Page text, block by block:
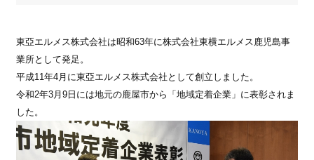
東亞エルメス株式会社は昭和63年に株式会社東横エルメス鹿児島事
業所として発足。
平成11年4月に東亞エルメス株式会社として創立しました。
令和2年3月9日には地元の鹿屋市から「地域定着企業」に表彰されま
した。